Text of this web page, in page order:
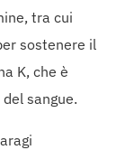
tra cui
sostenere il
K, che è
sangue.